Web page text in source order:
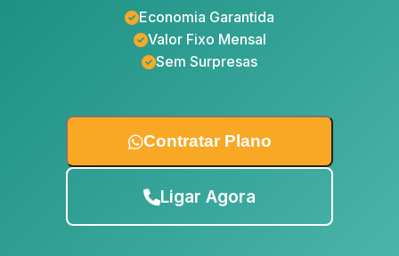
Economia Garantida
Valor Fixo Mensal
Sem Surpresas
Contratar Plano
Ligar Agora